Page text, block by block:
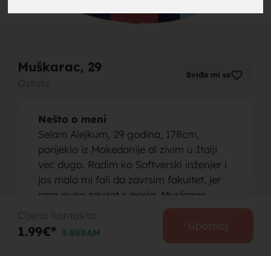
Muškarac, 29 Sviđa mi se
Nešto o meni
Selam Alejkum, 29 godina, 178cm,
porijeklo iz Makedonije al zivim u Italji
vec dugo. Radim ko Softverski inženjer i
jos malo mi fali da zavrsim fakultet, jer
sam puno zauzet s posla. Musliman,
Osoba koju tražim
Trazim vjernicu od 22-32g za
1.99€* 3.88BAM
Upoznaj
brak,
muskarci
za brak,